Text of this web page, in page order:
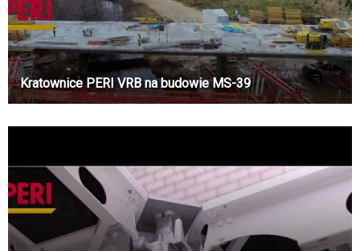
Kratownice PERI VRB na budowie MS-39